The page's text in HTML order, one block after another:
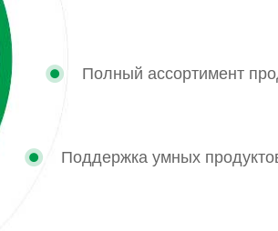
Полный ассортимент
Поддержка умных